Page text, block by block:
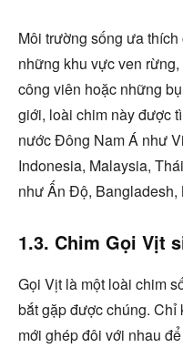
Môi trường sống ưa
những khu vực ven
công viên hoặc những
giới, loài chim này được
nước Đông Nam Á như
Indonesia, Malaysia,
như Ấn Độ,
1.3. Chim Gọi Vịt
Gọi Vịt là một loài chim
bắt gặp được chúng. Chỉ
mới ghép đôi với nhau